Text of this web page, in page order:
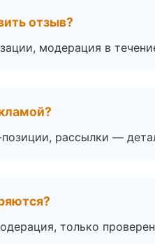
отзыв?
модерация в
рассылки —
только